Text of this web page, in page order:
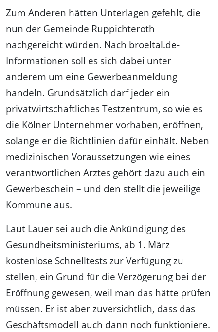
Zum Anderen hätten Unterlagen gefehlt, die
nun der Gemeinde Ruppichteroth
nachgereicht würden. Nach broeltal.de-
Informationen soll es sich dabei unter
anderem um eine Gewerbeanmeldung
handeln. Grundsätzlich darf jeder ein
privatwirtschaftliches Testzentrum, so wie es
die Kölner Unternehmer vorhaben, eröffnen,
solange er die Richtlinien dafür einhält. Neben
medizinischen Voraussetzungen wie eines
verantwortlichen Arztes gehört dazu auch ein
Gewerbeschein – und den stellt die jeweilige
Kommune aus.
Laut Lauer sei auch die Ankündigung des
Gesundheitsministeriums, ab 1. März
kostenlose Schnelltests zur Verfügung zu
stellen, ein Grund für die Verzögerung bei der
Eröffnung gewesen, weil man das hätte prüfen
müssen. Er ist aber zuversichtlich, dass das
Geschäftsmodell auch dann noch funktioniere.